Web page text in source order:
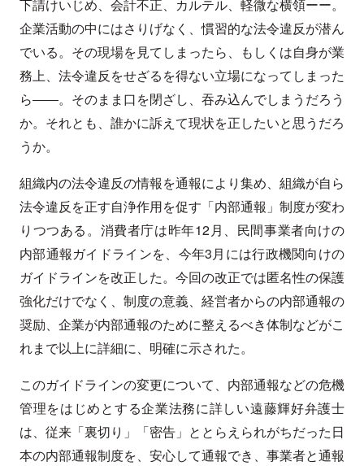
下請けいじめ、会計不正、カルテル、軽微な横領ーー。
企業活動の中にはさりげなく、慣習的な法令違反が潜ん
でいる。その現場を見てしまったら、もしくは自身が業
務上、法令違反をせざるを得ない立場になってしまった
ら――。そのまま口を閉ざし、吞み込んでしまうだろう
か。それとも、誰かに訴えて現状を正したいと思うだろ
うか。
組織内の法令違反の情報を通報により集め、組織が自ら
法令違反を正す自浄作用を促す「内部通報」制度が変わ
りつつある。消費者庁は昨年12月、民間事業者向けの
内部通報ガイドラインを、今年3月には行政機関向けの
ガイドラインを改正した。今回の改正では匿名性の保護
強化だけでなく、制度の意義、経営者からの内部通報の
奨励、企業が内部通報のために整えるべき体制などがこ
れまで以上に詳細に、明確に示された。
このガイドラインの変更について、内部通報などの危機
管理をはじめとする企業法務に詳しい遠藤輝好弁護士
は、従来「裏切り」「密告」ととらえられがちだった日
本の内部通報制度を、安心して通報でき、事業者と通報